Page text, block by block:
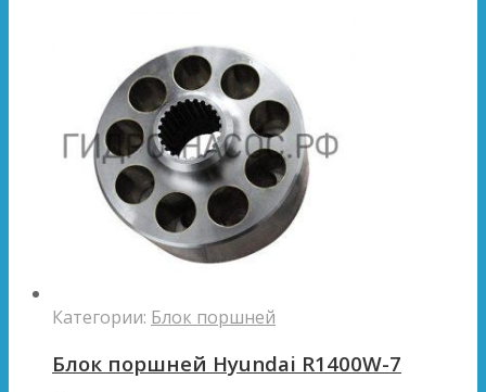
Категории: Блок поршней
Блок поршней Hyundai R1400W-7